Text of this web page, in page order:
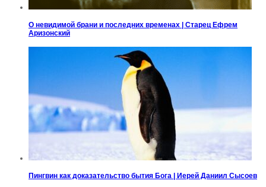
О невидимой брани и последних временах | Старец Ефрем
Аризонский
Пингвин как доказательство бытия Бога | Иерей Даниил Сысоев